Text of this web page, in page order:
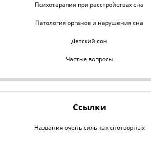
Психотерапия при расстройствах сна
Патология органов и нарушения сна
Детский сон
Частые вопросы
Ссылки
Названия очень сильных снотворных